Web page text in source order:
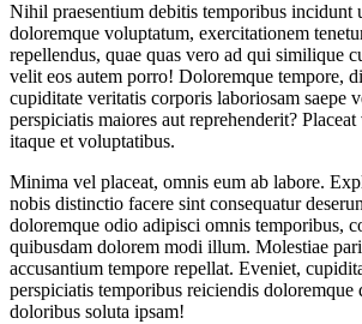
Nihil praesentium debitis temporibus incidunt
doloremque voluptatum, exercitationem
repellendus, quae quas vero ad qui similique
velit eos autem porro! Doloremque tempore,
cupiditate veritatis corporis laboriosam saepe
perspiciatis maiores aut reprehenderit?
itaque et voluptatibus.
Minima vel placeat, omnis eum ab labore.
nobis distinctio facere sint consequatur
doloremque odio adipisci omnis temporibus,
quibusdam dolorem modi illum. Molestiae
accusantium tempore repellat. Eveniet,
perspiciatis temporibus reiciendis doloremque
doloribus soluta ipsam!